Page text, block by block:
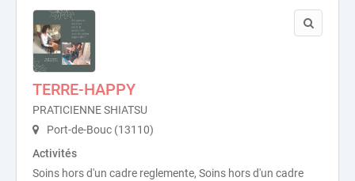
TERRE-HAPPY
PRATICIENNE SHIATSU
Port-de-Bouc (13110)
Activités
Soins hors d'un cadre reglemente, Soins hors d'un cadre